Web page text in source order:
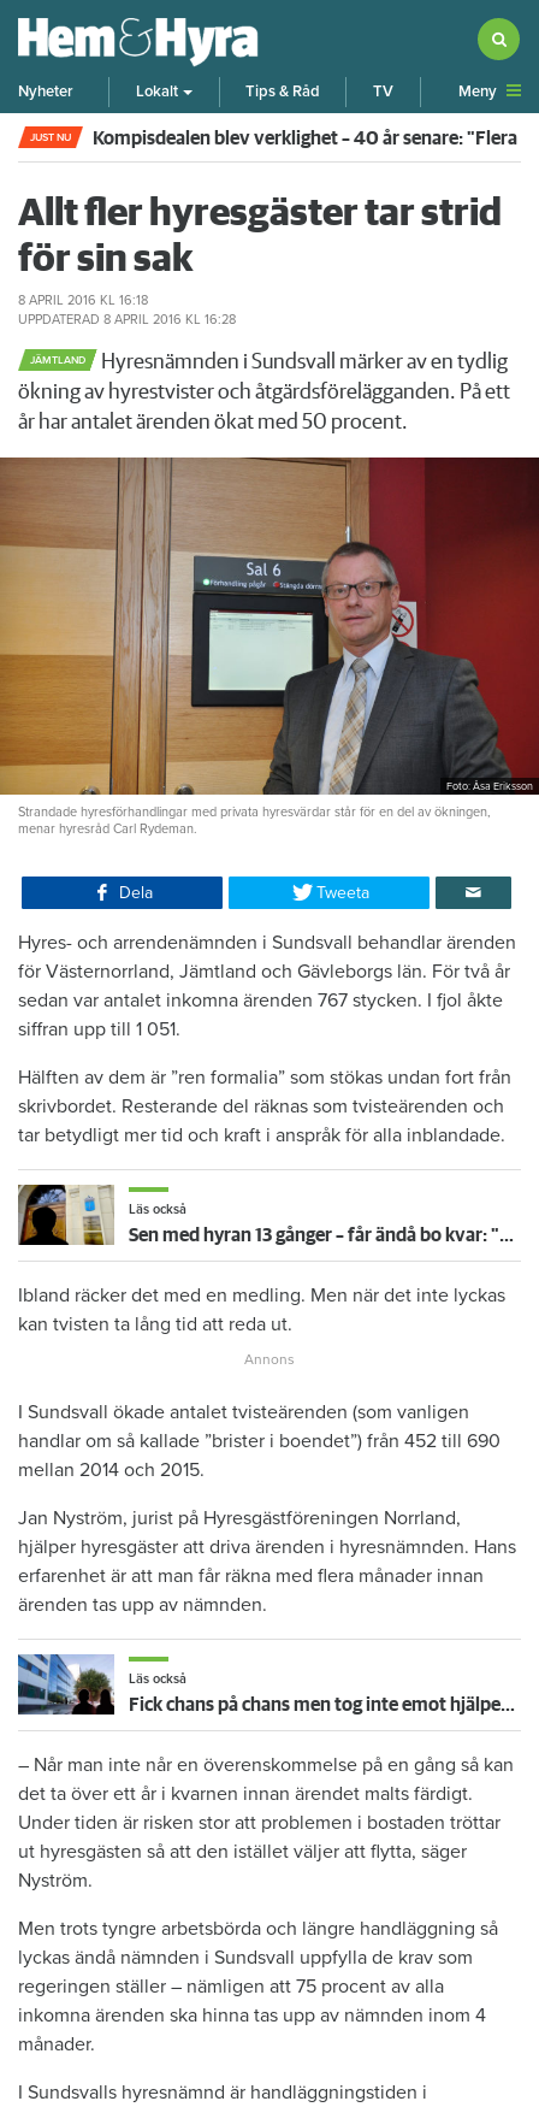
Nyheter Lokalt Tips & Råd TV Meny
JUST NU Kompisdealen blev verklighet – 40 år senare: "Flera
Allt fler hyresgäster tar strid
för sin sak
8 APRIL 2016 KL 16:18
UPPDATERAD 8 APRIL 2016 KL 16:28
JÄMTLAND
Hyresnämnden i Sundsvall märker av en tydlig
ökning av hyrestvister och åtgärdsförelägganden. På ett
år har antalet ärenden ökat med 50 procent.
Foto: Åsa Eriksson
Strandade hyresförhandlingar med privata hyresvärdar står för en del av ökningen,
menar hyresråd Carl Rydeman.
Dela Tweeta
Hyres- och arrendenämnden i Sundsvall behandlar ärenden
för Västernorrland, Jämtland och Gävleborgs län. För två år
sedan var antalet inkomna ärenden 767 stycken. I fjol åkte
siffran upp till 1 051.
Hälften av dem är ”ren formalia” som stökas undan fort från
skrivbordet. Resterande del räknas som tvisteärenden och
tar betydligt mer tid och kraft i anspråk för alla inblandade.
Läs också
Sen med hyran 13 gånger – får ändå bo kvar: "Glömde att betala"
Ibland räcker det med en medling. Men när det inte lyckas
kan tvisten ta lång tid att reda ut.
I Sundsvall ökade antalet tvisteärenden (som vanligen
handlar om så kallade ”brister i boendet”) från 452 till 690
mellan 2014 och 2015.
Jan Nyström, jurist på Hyresgästföreningen Norrland,
hjälper hyresgäster att driva ärenden i hyresnämnden. Hans
erfarenhet är att man får räkna med flera månader innan
ärenden tas upp av nämnden.
Läs också
Fick chans på chans men tog inte emot hjälpen – nu vräks paret: ”Tragiskt"
– Når man inte når en överenskommelse på en gång så kan
det ta över ett år i kvarnen innan ärendet malts färdigt.
Under tiden är risken stor att problemen i bostaden tröttar
ut hyresgästen så att den istället väljer att flytta, säger
Nyström.
Men trots tyngre arbetsbörda och längre handläggning så
lyckas ändå nämnden i Sundsvall uppfylla de krav som
regeringen ställer – nämligen att 75 procent av alla
inkomna ärenden ska hinna tas upp av nämnden inom 4
månader.
I Sundsvalls hyresnämnd är handläggningstiden i